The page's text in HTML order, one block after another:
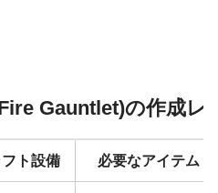
Gauntlet)の作成レ
ト設備 必要なアイテム